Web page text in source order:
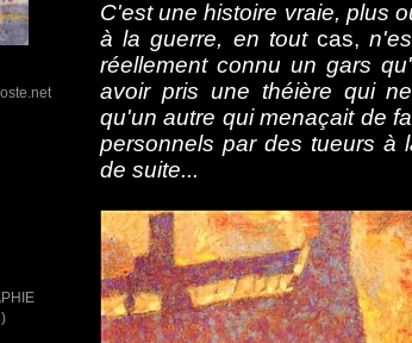
C'est une histoire vraie, plus
à la guerre, en tout cas,
réellement connu un gars
avoir pris une théière qui
qu'un autre qui menaçait de
personnels par des tueurs à
de suite...